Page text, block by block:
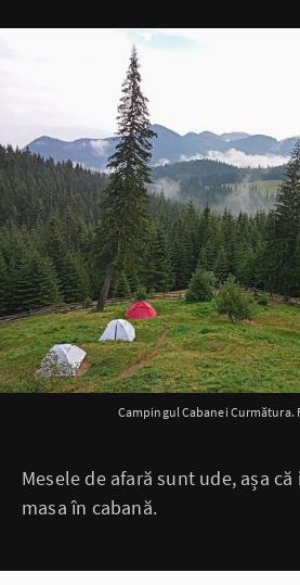
Campingul Cabanei Curmătura.
Mesele de afară sunt ude, așa
masa în cabană.